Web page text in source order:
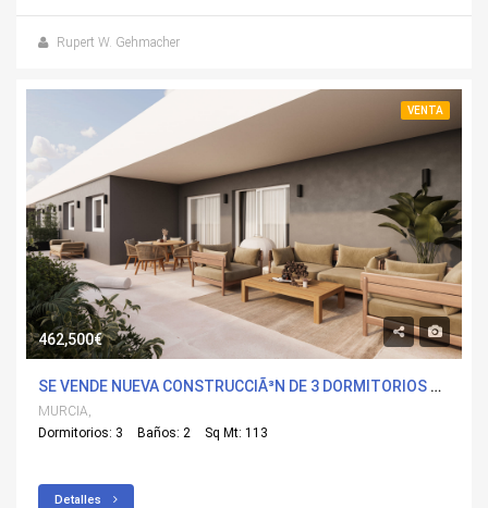
Rupert W. Gehmacher
VENTA
462,500€
SE VENDE NUEVA CONSTRUCCIÃ³N DE 3 DORMITORIOS N-A EN AGUILAS, MURCIA CON PISCINA
MURCIA,
Dormitorios: 3
Baños: 2 Sq Mt: 113
Detalles